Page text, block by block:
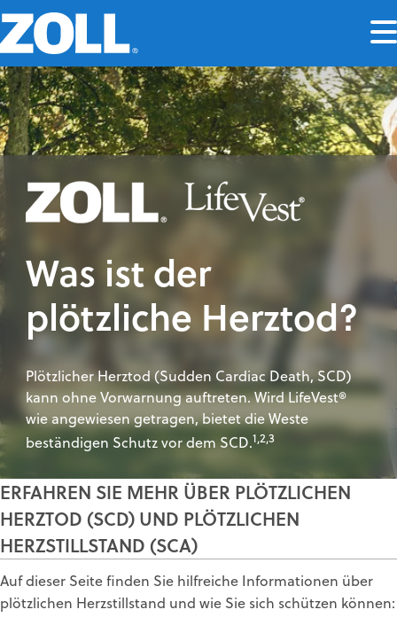
Was ist der
plötzliche Herztod?
Plötzlicher Herztod (Sudden Cardiac Death, SCD)
kann ohne Vorwarnung auftreten. Wird LifeVest®
wie angewiesen getragen, bietet die Weste
beständigen Schutz vor dem SCD.1,2,3
ERFAHREN SIE MEHR ÜBER PLÖTZLICHEN
HERZTOD (SCD) UND PLÖTZLICHEN
HERZSTILLSTAND (SCA)
Auf dieser Seite finden Sie hilfreiche Informationen über
plötzlichen Herzstillstand und wie Sie sich schützen können: